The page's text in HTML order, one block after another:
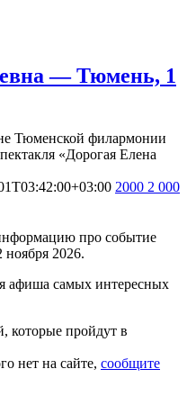
— Тюмень, 1
Тюменской филармонии
«Дорогая Елена
2000 2 000
про событие
2026.
афиша самых интересных
которые пройдут в
нет на сайте, сообщите